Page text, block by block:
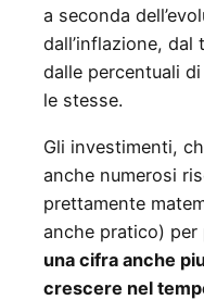
a seconda
dall’inflazione,
dalle percentuali
le stesse.
Gli investimenti,
anche numerosi
prettamente
anche pratico) per
una cifra anche
crescere nel